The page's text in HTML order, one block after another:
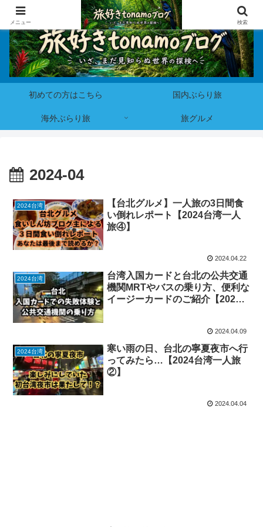
初めての方はこちら 国内ぶらり旅
海外ぶらり旅 旅グルメ
2024-04
2024台湾
【台北グルメ】一人旅の3日間食
い倒れレポート【2024台湾一人
旅④】
2024.04.22
2024台湾
台湾入国カードと台北の公共交通
機関MRTやバスの乗り方、便利な
イージーカードのご紹介【2024
2024.04.09
2024台湾
寒い雨の日、台北の寧夏夜市へ行
ってみたら…【2024台湾一人旅
②】
2024.04.04
メニュー 検索